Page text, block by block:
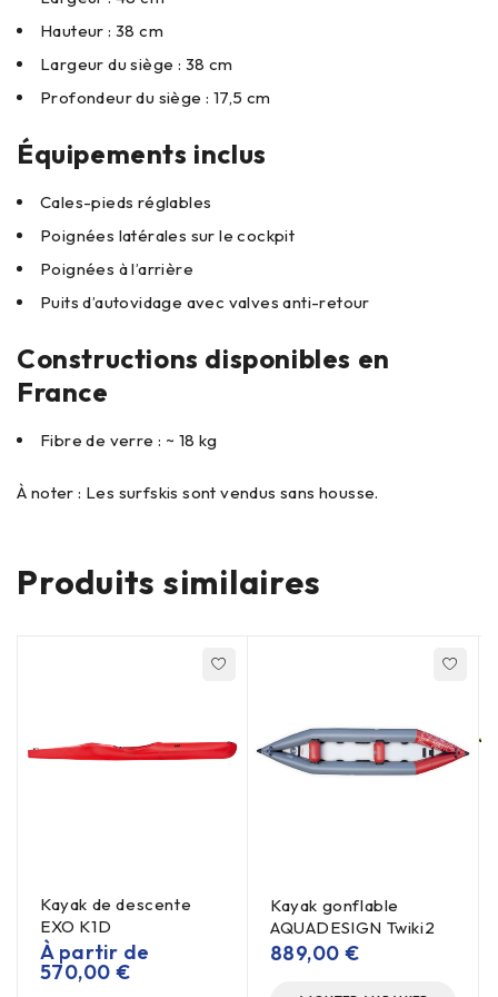
Hauteur : 38 cm
Largeur du siège : 38 cm
Profondeur du siège : 17,5 cm
Équipements inclus
Cales-pieds réglables
Poignées latérales sur le cockpit
Poignées à l’arrière
Puits d’autovidage avec valves anti-retour
Constructions disponibles en
France
Fibre de verre : ~ 18 kg
À noter : Les surfskis sont vendus sans housse.
Produits similaires
Kayak de descente
EXO K1D
À partir de
570,00 €
Kayak gonflable
AQUADESIGN Twiki2
889,00 €